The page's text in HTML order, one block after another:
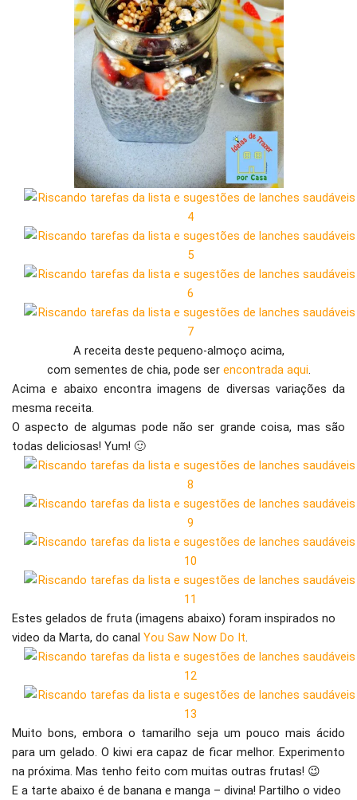
A receita deste pequeno-almoço acima,
com sementes de chia, pode ser encontrada aqui.
Acima e abaixo encontra imagens de diversas variações da
mesma receita.
O aspecto de algumas pode não ser grande coisa, mas são
todas deliciosas! Yum! 🙂
Estes gelados de fruta (imagens abaixo) foram inspirados no
video da Marta, do canal You Saw Now Do It.
Muito bons, embora o tamarilho seja um pouco mais ácido
para um gelado. O kiwi era capaz de ficar melhor. Experimento
na próxima. Mas tenho feito com muitas outras frutas! 😉
E a tarte abaixo é de banana e manga – divina! Partilho o video